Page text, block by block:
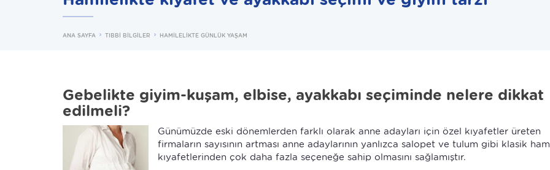
ANA SAYFA TIBBİ BİLGİLER HAMİLELİKTE GÜNLÜK YAŞAM
Gebelikte giyim-kuşam, elbise, ayakkabı seçiminde nelere dikkat
edilmeli?
Günümüzde eski dönemlerden farklı olarak anne adayları için özel kıyafetler üreten
firmaların sayısının artması anne adaylarının yanlızca salopet ve tulum gibi klasik
kıyafetlerinden çok daha fazla seçeneğe sahip olmasını sağlamıştır.